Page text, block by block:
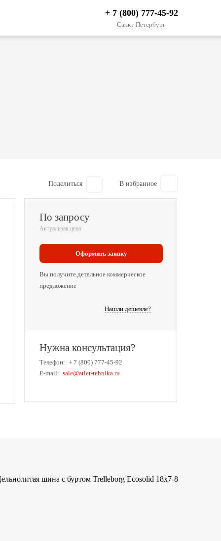
+ 7 (800) 777-45-92
Санкт-Петербург
Поделиться
По запросу
Актуальная цена
Оформить заявку
Вы получите детальное коммерческое
предложение
Нашли дешевле?
Нужна консультация?
Телефон: + 7 (800) 777-45-92
E-mail: sale@atlet-tehnika.ru